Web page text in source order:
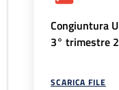
Congiuntura
3° trimestre
SCARICA FILE